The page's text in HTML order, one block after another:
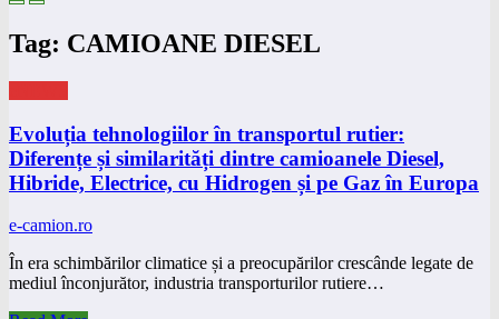
Tag: CAMIOANE DIESEL
Evoluția tehnologiilor în transportul rutier:
Diferențe și similarități dintre camioanele Diesel,
Hibride, Electrice, cu Hidrogen și pe Gaz în Europa
e-camion.ro
În era schimbărilor climatice și a preocupărilor crescânde legate de
mediul înconjurător, industria transporturilor rutiere…